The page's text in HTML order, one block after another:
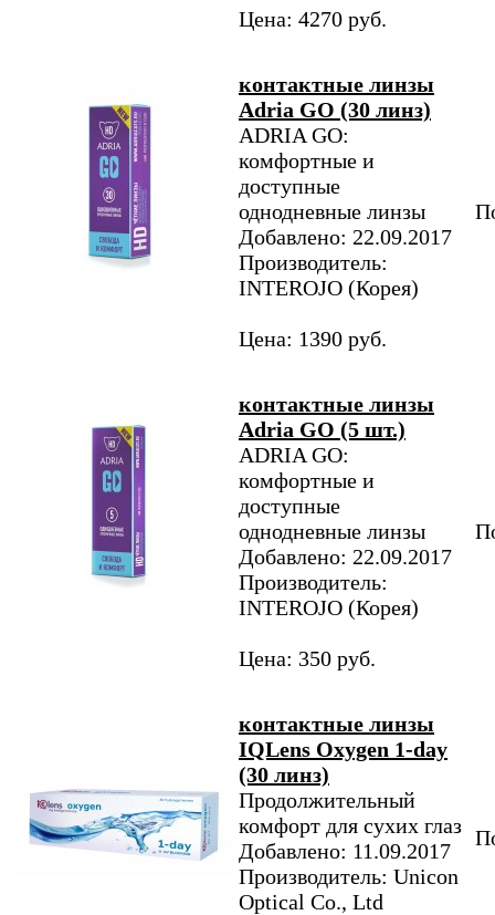
Цена: 4270 руб.
контактные линзы
Adria GO (30 линз)
ADRIA GO:
комфортные и
доступные
однодневные линзы
Добавлено: 22.09.2017
Производитель:
INTEROJO (Корея)
Цена: 1390 руб.
контактные линзы
Adria GO (5 шт.)
ADRIA GO:
комфортные и
доступные
однодневные линзы
Добавлено: 22.09.2017
Производитель:
INTEROJO (Корея)
Цена: 350 руб.
контактные линзы
IQLens Oxygen 1-day
(30 линз)
Продолжительный
комфорт для сухих глаз
Добавлено: 11.09.2017
Производитель: Unicon
Optical Co., Ltd